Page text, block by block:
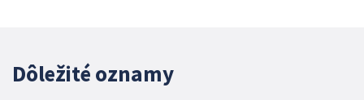
Dôležité oznamy